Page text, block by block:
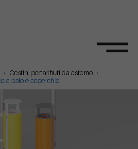
Cestini portarifiuti da esterno
a palo e coperchio